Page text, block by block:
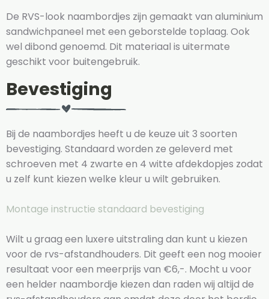
De RVS-look naambordjes zijn gemaakt van aluminium
sandwichpaneel met een geborstelde toplaag. Ook
wel dibond genoemd. Dit materiaal is uitermate
geschikt voor buitengebruik.
Bevestiging
Bij de naambordjes heeft u de keuze uit 3 soorten
bevestiging. Standaard worden ze geleverd met
schroeven met 4 zwarte en 4 witte afdekdopjes zodat
u zelf kunt kiezen welke kleur u wilt gebruiken.
Montage instructie standaard bevestiging
Wilt u graag een luxere uitstraling dan kunt u kiezen
voor de rvs-afstandhouders. Dit geeft een nog mooier
resultaat voor een meerprijs van €6,-. Mocht u voor
een helder naambordje kiezen dan raden wij altijd de